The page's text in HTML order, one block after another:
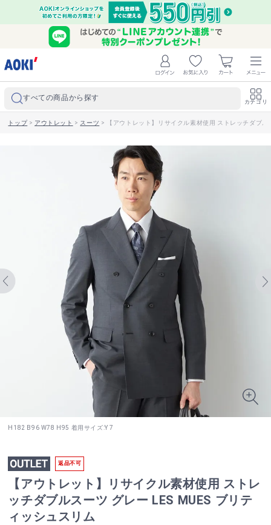
すべての商品から探す カテゴリ
トップ> アウトレット > スーツ > 【アウトレット】リサイクル素材使用 ストレッチダブ
H182 B96 W78 H95 着用サイズ:Y 7
返品不可
【アウトレット】リサイクル素材使用 ストレ
ッチダブルスーツ グレー LES MUES ブリテ
ィッシュスリム